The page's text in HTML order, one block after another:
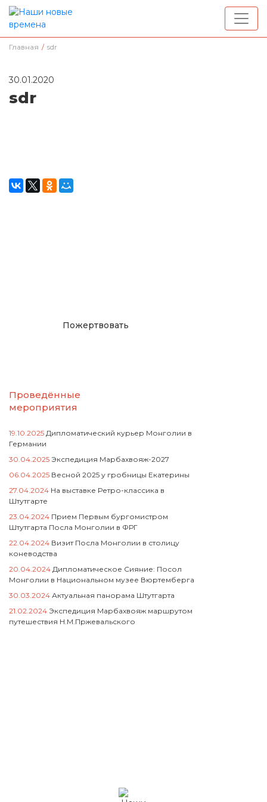
Главная / sdr
30.01.2020
sdr
Пожертвовать
Проведённые
мероприятия
19.10.2025 Дипломатический курьер Монголии в
Германии
30.04.2025 Экспедиция Марбахвояж-2027
06.04.2025 Весной 2025 у гробницы Екатерины
27.04.2024 На выставке Ретро-классика в
Штутгарте
23.04.2024 Прием Первым бургомистром
Штутгарта Посла Монголии в ФРГ
22.04.2024 Визит Посла Монголии в столицу
коневодства
20.04.2024 Дипломатическое Сияние: Посол
Монголии в Национальном музее Вюртемберга
30.03.2024 Актуальная панорама Штутгарта
21.02.2024 Экспедиция Марбахвояж маршрутом
путешествия Н.М.Пржевальского